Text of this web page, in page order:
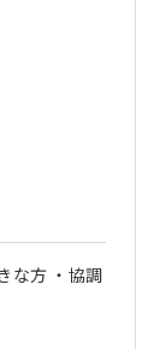
な方 ・協調